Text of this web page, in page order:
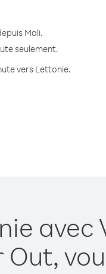
Mali.
seulement.
vers Lettonie.
avec